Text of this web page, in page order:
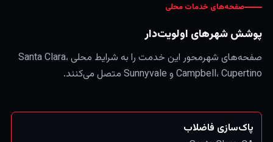
صفحه‌های خدمات محلی
پوشش شهرهای اولویت‌دار
صفحه‌های شهرمحور این خدمت را به شرایط محلی Santa Clara،
Campbell، Cupertino و Sunnyvale متصل می‌کنند.
پاک‌سازی فاضلاب